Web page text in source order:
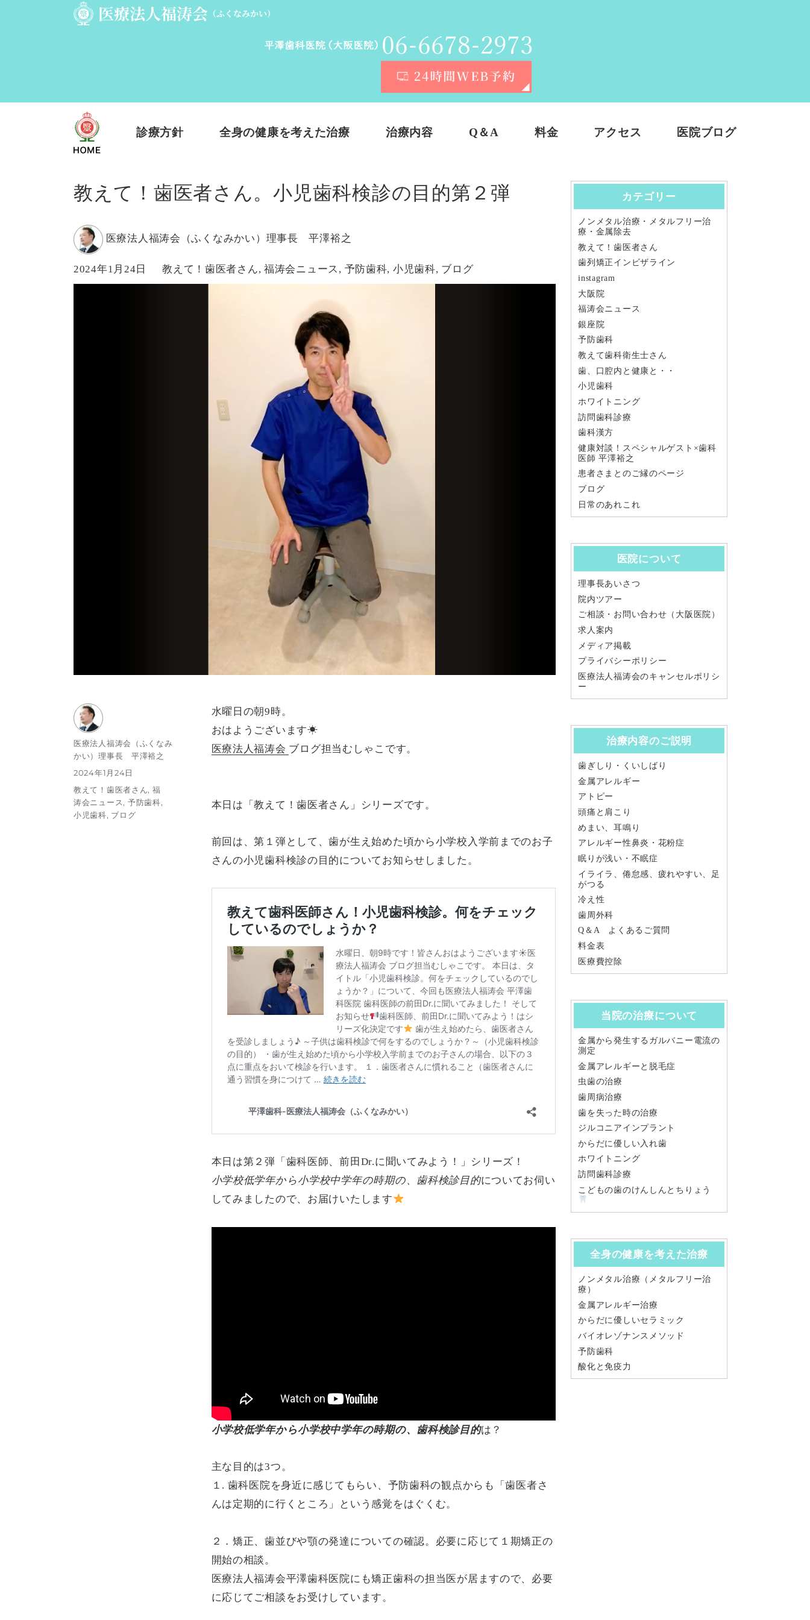
診療方針 全身の健康を考えた治療 治療内容 Q＆A 料金 アクセス 医院ブログ
教えて！歯医者さん。小児歯科検診の目的第２弾
投
者
医療法人福涛会（ふくなみかい）理事長 平澤裕之
投
稿
2024年1月24日
カ
テ
教えて！歯医者さん,福涛会ニュース , 予防歯科, 小児歯科, ブログ
水曜日の朝9時。
おはようございます☀
医療法人福涛会 ブログ担当むしゃこです。
本日は「教えて！歯医者さん」シリーズです。
前回は、第１弾として、歯が生え始めた頃から小学校入学前までのお子
さんの小児歯科検診の目的についてお知らせしました。
本日は第２弾「歯科医師、前田Dr.に聞いてみよう！」シリーズ！
小学校低学年から小学校中学年の時期の、歯科検診目的についてお伺い
してみましたので、お届けいたします
小学校低学年から小学校中学年の時期の、歯科検診目的は？
主な目的は3つ。
１. 歯科医院を身近に感じてもらい、予防歯科の観点からも「歯医者さ
んは定期的に行くところ」という感覚をはぐくむ。
２．矯正、歯並びや顎の発達についての確認。必要に応じて１期矯正の
開始の相談。
医療法人福涛会平澤歯科医院にも矯正歯科の担当医が居ますので、必要
に応じてご相談をお受けしています。
投
稿
者
医療法人福涛会（ふくなみ
かい）理事長 平澤裕之
投
稿
日:
2024年1月24日
カ
テ
ゴ
教えて！歯医者さん, 福
涛会ニュース, 予防歯科,
小児歯科, ブログ
カテゴリー
ノンメタル治療・メタルフリー治
療・金属除去
教えて！歯医者さん
歯列矯正インビザライン
instagram
大阪院
福涛会ニュース
銀座院
予防歯科
教えて歯科衛生士さん
歯、口腔内と健康と・・
小児歯科
ホワイトニング
訪問歯科診療
歯科漢方
健康対談！スペシャルゲスト×歯科
医師 平澤裕之
患者さまとのご縁のページ
ブログ
日常のあれこれ
医院について
理事長あいさつ
院内ツアー
ご相談・お問い合わせ（大阪医院）
求人案内
メディア掲載
プライバシーポリシー
医療法人福涛会のキャンセルポリシ
ー
治療内容のご説明
歯ぎしり・くいしばり
金属アレルギー
アトピー
頭痛と肩こり
めまい、耳鳴り
アレルギー性鼻炎・花粉症
眠りが浅い・不眠症
イライラ、倦怠感、疲れやすい、足
がつる
冷え性
歯周外科
Q＆A よくあるご質問
料金表
医療費控除
当院の治療について
金属から発生するガルバニー電流の
測定
金属アレルギーと脱毛症
虫歯の治療
歯周病治療
歯を失った時の治療
ジルコニアインプラント
からだに優しい入れ歯
ホワイトニング
訪問歯科診療
こどもの歯のけんしんとちりょう
全身の健康を考えた治療
ノンメタル治療（メタルフリー治
療）
金属アレルギー治療
からだに優しいセラミック
バイオレゾナンスメソッド
予防歯科
酸化と免疫力